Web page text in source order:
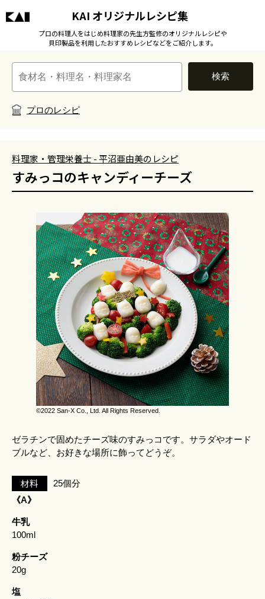
KAI オリジナルレシピ集
プロの料理人をはじめ料理家の先生方監修のオリジナルレシピや
貝印製品を利用したおすすめレシピなどをご紹介します。
検索
プロのレシピ
料理家・管理栄養士 - 平沼亜由美のレシピ
すみっコのキャンディーチーズ
©2022 San-X Co., Ltd. All Rights Reserved.
ゼラチンで固めたチーズ味のすみっコです。サラダやオード
ブルなど、お好きな場所に飾ってどうぞ。
材料
25個分
《A》
牛乳
100ml
粉チーズ
20g
塩